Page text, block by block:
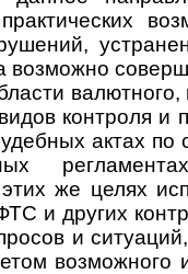
возможно
валютного,
контроля и
актах
же целях
и других
и
возможного